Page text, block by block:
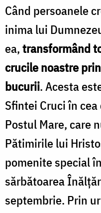
Când persoanele
inima lui
ea,transformând
crucile noastre
bucurii. Acesta
Sfintei Cruci în
Postul Mare, care
Pătimirile lui
pomenite special
sărbătoarea
septembrie. Prin